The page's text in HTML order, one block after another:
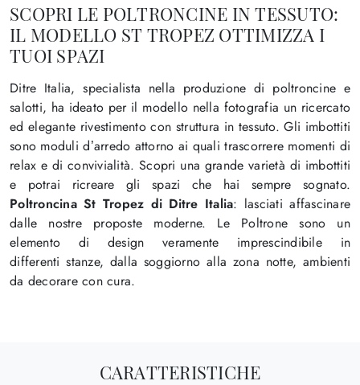
SCOPRI LE POLTRONCINE IN TESSUTO:
IL MODELLO ST TROPEZ OTTIMIZZA I
TUOI SPAZI
Ditre Italia, specialista nella produzione di poltroncine e
salotti, ha ideato per il modello nella fotografia un ricercato
ed elegante rivestimento con struttura in tessuto. Gli imbottiti
sono moduli d’arredo attorno ai quali trascorrere momenti di
relax e di convivialità. Scopri una grande varietà di imbottiti
e potrai ricreare gli spazi che hai sempre sognato.
Poltroncina St Tropez di Ditre Italia: lasciati affascinare
dalle nostre proposte moderne. Le Poltrone sono un
elemento di design veramente imprescindibile in
differenti stanze, dalla soggiorno alla zona notte, ambienti
da decorare con cura.
CARATTERISTICHE